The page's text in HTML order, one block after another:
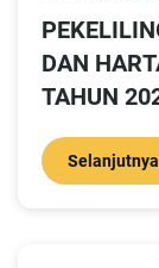
DAN
TAHUN
Selanjutnya